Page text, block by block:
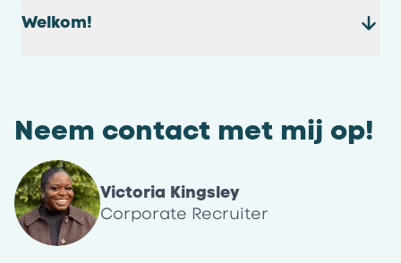
Welkom!
Neem contact met mij op!
Victoria Kingsley
Corporate Recruiter